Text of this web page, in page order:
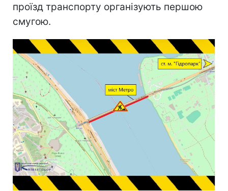
проїзд транспорту організують першою
смугою.